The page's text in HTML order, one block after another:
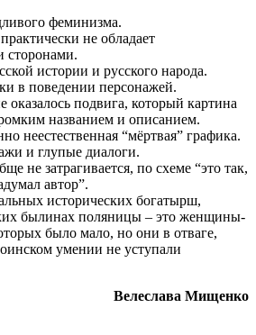
феминизма.
не обладает
сторонами.
истории и русского народа.
в поведении персонажей.
оказалось подвига, который картина
названием и описанием.
неестественная “мёртвая” графика.
и глупые диалоги.
не затрагивается, по схеме “это так,
автор”.
исторических богатырш,
былинах поляницы – это женщины-
было мало, но они в отваге,
умении не уступали
Велеслава Мищенко